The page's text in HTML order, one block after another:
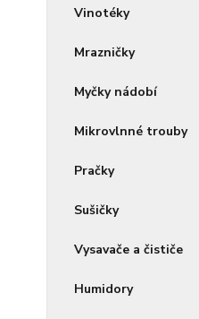
Vinotéky
Mrazničky
Myčky nádobí
Mikrovlnné trouby
Pračky
Sušičky
Vysavače a čističe
Humidory